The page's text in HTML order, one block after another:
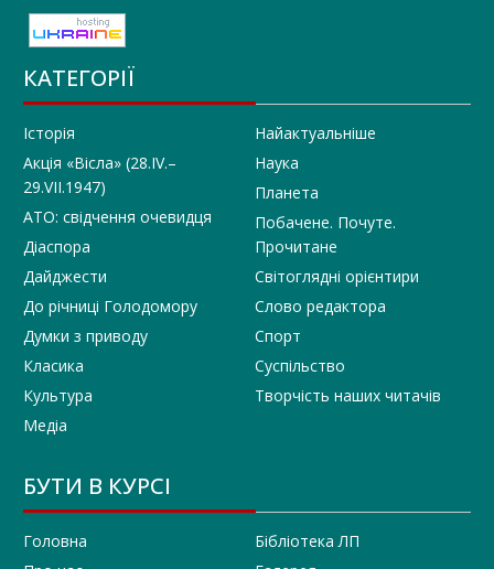
КАТЕГОРІЇ
Історія
Акція «Вісла» (28.IV.–
29.VII.1947)
АТО: свідчення очевидця
Діаспора
Дайджести
До річниці Голодомору
Думки з приводу
Класика
Культура
Медіа
Найактуальніше
Наука
Планета
Побачене. Почуте.
Прочитане
Світоглядні орієнтири
Слово редактора
Спорт
Суспільство
Творчість наших читачів
БУТИ В КУРСІ
Головна
Бібліотека ЛП